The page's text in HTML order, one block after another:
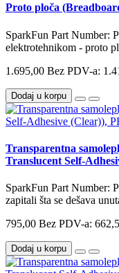
Proto ploča
SparkFun Part Number:
elektrotehnikom - proto
1.695,00 Bez PDV-a:
Dodaj u korpu
Transparentna
Translucent Self-
SparkFun Part Number:
zapitali šta se dešava
795,00 Bez PDV-a:
Dodaj u korpu